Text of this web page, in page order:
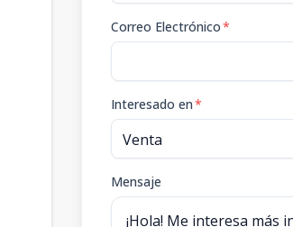
Correo Electrónico*
Interesado en*
Mensaje